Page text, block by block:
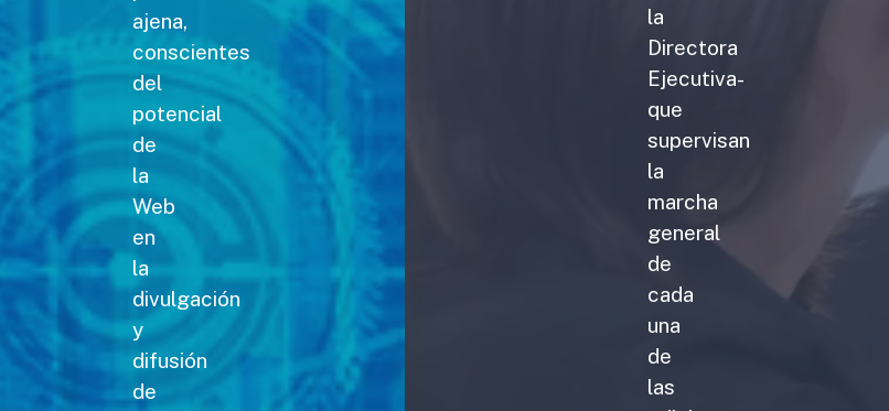
ajena,
conscientes
del
potencial
de
la
Web
en
la
divulgación
y
difusión
de
la
Directora
Ejecutiva-
que
supervisan
la
marcha
general
de
cada
una
de
las